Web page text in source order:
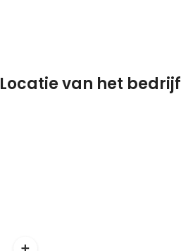
Locatie van het bedrijf